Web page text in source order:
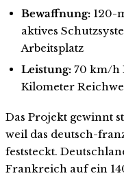
Bewaffnung:120-
aktives
Arbeitsplatz
Leistung:70 km/h
Kilometer
Das Projekt gewinnt
weil das deutsch-
feststeckt.
Frankreich auf ein